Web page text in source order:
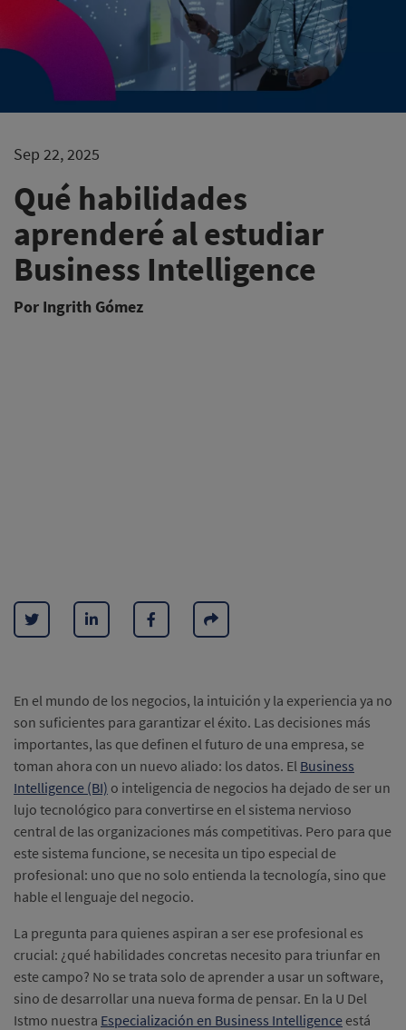
Sep 22, 2025
Qué habilidades
aprenderé al estudiar
Business Intelligence
Por Ingrith Gómez
En el mundo de los negocios, la intuición y la experiencia ya no
son suficientes para garantizar el éxito. Las decisiones más
importantes, las que definen el futuro de una empresa, se
toman ahora con un nuevo aliado: los datos. El Business
Intelligence (BI) o inteligencia de negocios ha dejado de ser un
lujo tecnológico para convertirse en el sistema nervioso
central de las organizaciones más competitivas. Pero para que
este sistema funcione, se necesita un tipo especial de
profesional: uno que no solo entienda la tecnología, sino que
hable el lenguaje del negocio.
La pregunta para quienes aspiran a ser ese profesional es
crucial: ¿qué habilidades concretas necesito para triunfar en
este campo? No se trata solo de aprender a usar un software,
sino de desarrollar una nueva forma de pensar. En la U Del
Istmo nuestra Especialización en Business Intelligence está